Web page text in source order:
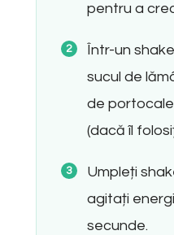
pentru a
Într-un
sucul de
de
(dacă îl
Umpleți
agitați
secunde.